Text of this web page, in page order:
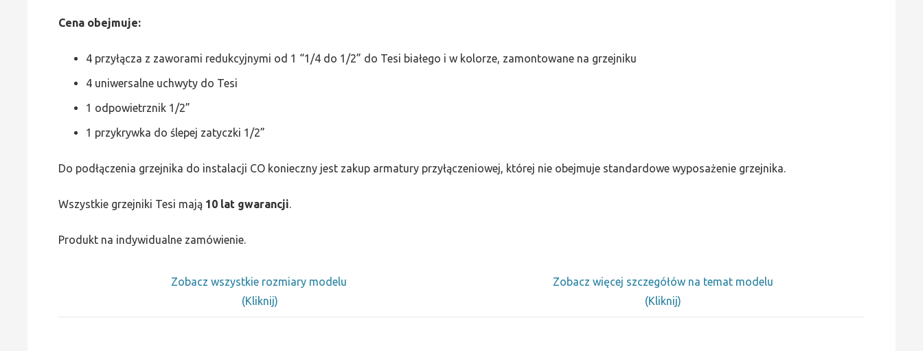
Cena obejmuje:
4 przyłącza z zaworami redukcyjnymi od 1 “1/4 do 1/2” do Tesi białego i w kolorze, zamontowane na grzejniku
4 uniwersalne uchwyty do Tesi
1 odpowietrznik 1/2”
1 przykrywka do ślepej zatyczki 1/2”
Do podłączenia grzejnika do instalacji CO konieczny jest zakup armatury przyłączeniowej, której nie obejmuje standardowe wyposażenie grzejnika.
Wszystkie grzejniki Tesi mają 10 lat gwarancji.
Produkt na indywidualne zamówienie.
Zobacz wszystkie rozmiary modelu
(Kliknij)
Zobacz więcej szczegółów na temat modelu
(Kliknij)